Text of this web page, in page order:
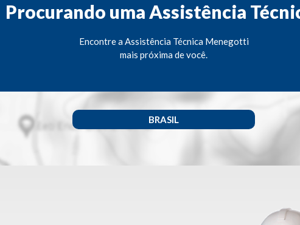
Procurando uma Assistência
Encontre a Assistência Técnica Menegotti
mais próxima de você.
BRASIL